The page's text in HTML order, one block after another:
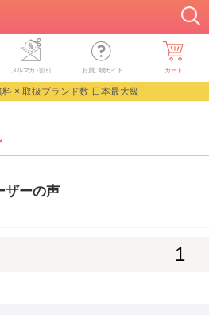
メルマガ・割引 お買い物ガイド カート
× 取扱ブランド数 日本最大級
ザーの声
1